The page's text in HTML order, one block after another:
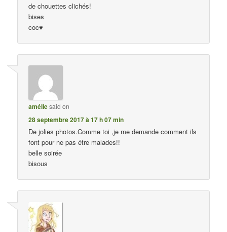
de chouettes clichés!
bises
coc♥
améliesaid on
28 septembre 2017 à 17 h 07 min
De jolies photos.Comme toi ,je me demande comment ils
font pour ne pas étre malades!!
belle soirée
bisous